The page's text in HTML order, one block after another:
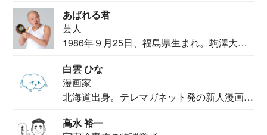
あばれる君
芸人
1986年９月25日、福島県生まれ。駒澤大学
白雲 ひな
漫画家
北海道出身。テレマガネット発の新人漫画
高水 裕一